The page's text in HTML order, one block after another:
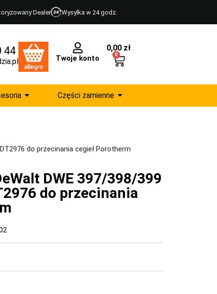
Dealer Wysyłka w 24 godz.
44
Twoje konto
0,00 zł
0
Części zamienne
do przecinania cegieł Porotherm
DWE 397/398/399
do przecinania